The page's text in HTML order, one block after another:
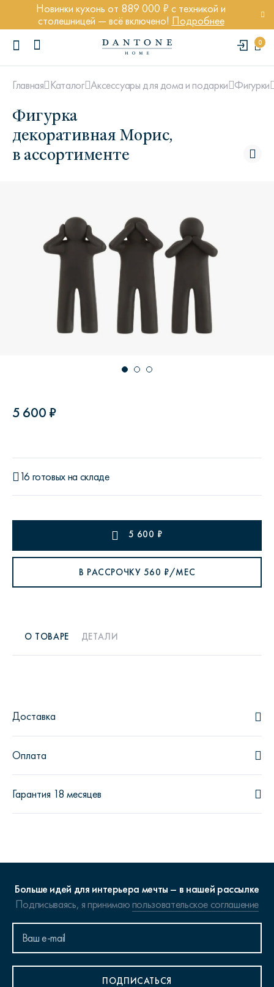
Новинки кухонь от 889 000 ₽ с техникой и
столешницей — всё включено! Подробнее
0
ПОПУЛЯРНЫЕ ЗАПРОСЫ
Кровать Ньюбери
Стул Престон
Textures
Главная Каталог Аксессуары для дома и подарки Фигурки
Фигурка
декоративная Морис,
в ассортименте
5 600 ₽
16 готовых на складе
5 600 ₽
В РАССРОЧКУ 560 ₽/МЕС
О ТОВАРЕ ДЕТАЛИ
Доставка
Оплата
Гарантия 18 месяцев
Больше идей для интерьера мечты – в нашей рассылке
Подписываясь, я принимаюпользовательское соглашение
ПОДПИСАТЬСЯ